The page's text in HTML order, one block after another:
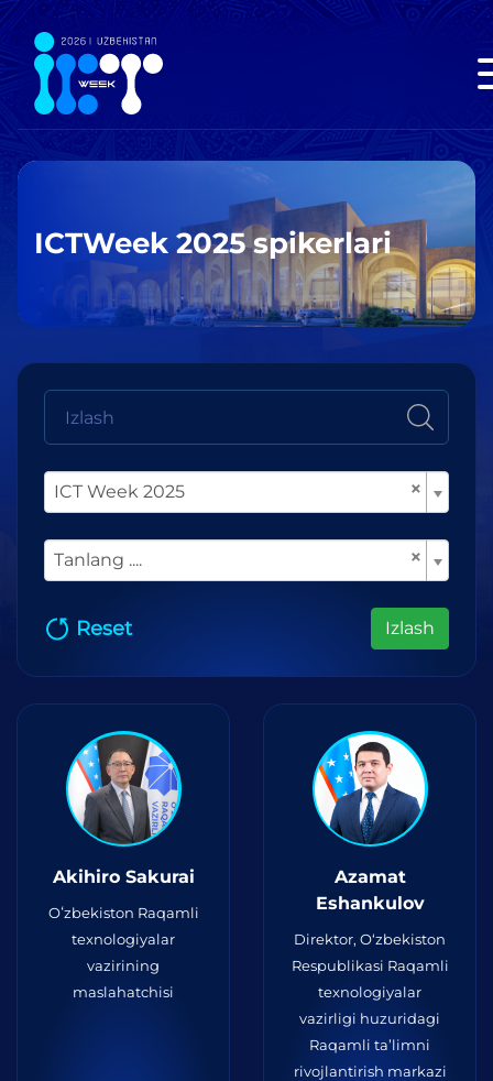
ICTWeek 2025 spikerlari
×
ICT Week 2025
×
Tanlang ....
Reset Izlash
Akihiro Sakurai
Oʻzbekiston Raqamli
texnologiyalar
vazirining
maslahatchisi
Azamat
Eshankulov
Direktor, O‘zbekiston
Respublikasi Raqamli
texnologiyalar
vazirligi huzuridagi
Raqamli ta’limni
rivojlantirish markazi